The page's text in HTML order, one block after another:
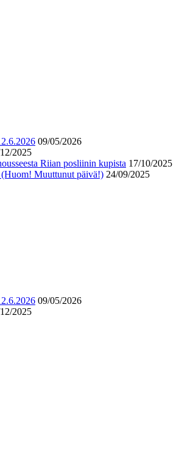
09/05/2026
2025
Riian posliinin kupista 17/10/2025
Muuttunut päivä!) 24/09/2025
09/05/2026
2025